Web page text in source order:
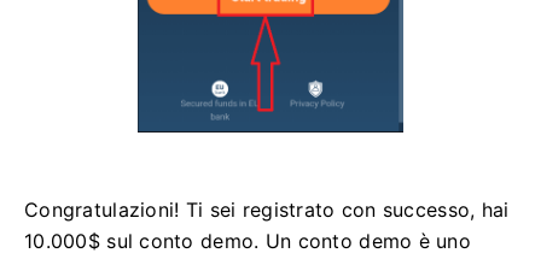
Congratulazioni! Ti sei registrato con successo, hai
10.000$ sul conto demo. Un conto demo è uno